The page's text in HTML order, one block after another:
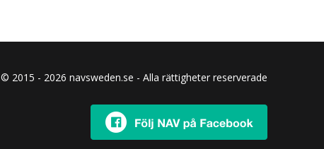
© 2015 - 2026 navsweden.se - Alla rättigheter reserverade